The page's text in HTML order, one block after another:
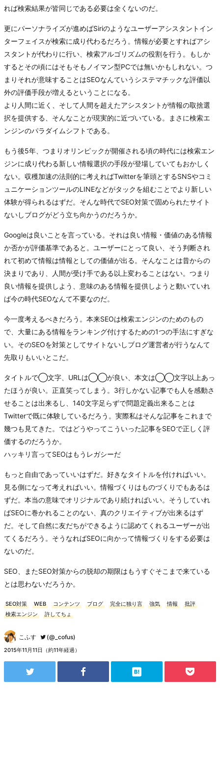
れば検索結果が皆同じである必要は全くないのだ。
更にパーソナライズが進めばSiriのようなユーザーアシスタントイン
ターフェイスが検索に成り代わるだろう。情報が必要とすればアシ
スタントが代わりに行い、検索アルゴリズムの役割を行う。もしか
するとその頃にはそもそもノイマン型PCでは無いかもしれない。つ
まりそれが意味することはSEOなんていうシステマチックな評価以
外の評価手段が増えるということになる。
より人間に近く、そして人間を超えたアシスタントが情報の取捨選
択を提供する、そんなことが現実的に近づいている。まさに検索エ
ンジンのパラダイムシフトである。
もう後5年、つまりオリンピックが開催される頃の時代には検索エン
ジンに成り代わる新しい情報選択の手段が登場していてもおかしく
ない。収穫加速の法則的に考えればTwitterを筆頭とするSNSやコミ
ュニケーションツールのLINEなどがタックを組むことでより新しい
体験が得られるはずだ。そんな時代でSEO対策で固められたサイト
ないしブログがどう立ち向かうのだろうか。
Googleは良いことを言っている。それは良い情報・価値のある情報
か否かが評価基準であると。ユーザーにとって良い、そう判断され
れて初めて情報は情報としての価値が出る。そんなことは昔からの
決まりであり、人間が受け手である以上変わることはない。つまり
良い情報を提供しよう、意味のある情報を提供しようと動いていれ
ば今の時代SEOなんて不要なのだ。
今一度考えるべきだろう。本来SEOは検索エンジンのためのもの
で、大量にある情報をランキング付けするための1つの手法にすぎな
い。そのSEOを対策としてサイトないしブログ運営者が行うなんて
先取りもいいとこだ。
タイトルで◯文字、URLは◯◯が良い、本文は◯◯文字以上あっ
たほうが良い。正直笑ってしまう。3行しかない記事でも人を感動さ
せることは出来るし、140文字足らずで問題定義出来ることは
Twitterで既に体験しているだろう。実際私はそんな記事をこれまで
幾つも見てきた。ではどうやってこういった記事をSEOで正しく評
価するのだろうか。
ハッキリ言ってSEOはもうレガシーだ
もっと自由であっていいはずだ。好きなタイトルを付ければいい。
見る側になって考えればいい。情報づくりはものづくりでもあるは
ずだ。本当の意味でオリジナルであり続ければいい。そうしていれ
ばSEOに巻かれることのない、真のクリエイティブが出来るはず
だ。そして自然に友だちができるように認めてくれるユーザーが出
てくるだろう。そうなればSEOに向かって情報づくりをする必要は
ないのだ。
SEO、またSEO対策からの脱却の期限はもうすぐそこまで来ている
とは思わないだろうか。
SEO対策 WEB コンテンツ ブログ 完全に独り言 強気 情報
批評
検索エンジン
許してちょ
こふす (@_cofus)
2015年11月11日（約11年経過）